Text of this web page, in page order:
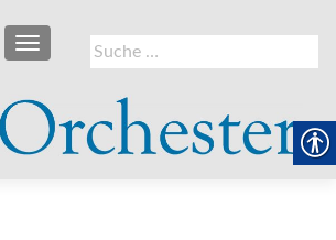
Suche
nach:
SCHALTE NAVIGATION